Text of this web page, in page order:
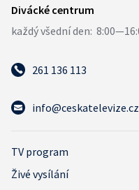
261 136 113
info@ceskatelevize.cz
TV program
Živé vysílání